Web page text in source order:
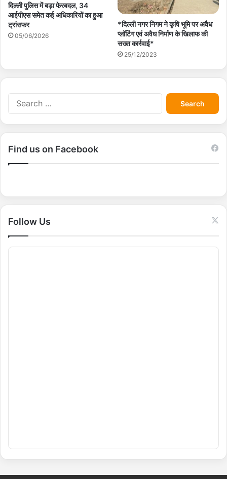
दिल्ली पुलिस में बड़ा फेरबदल, 34
आईपीएस समेत कई अधिकारियों का हुआ
ट्रांसफर
05/06/2026
*दिल्ली नगर निगम ने कृषि भूमि पर अवैध
प्लॉटिंग एवं अवैध निर्माण के खिलाफ की
सख्त कार्रवाई*
25/12/2023
S
e
a
r
r
:
Find us on Facebook
Follow Us